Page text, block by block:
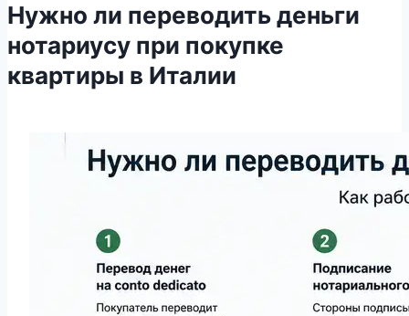
Нужно ли переводить деньги
нотариусу при покупке
квартиры в Италии